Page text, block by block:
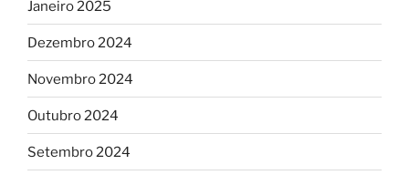
Janeiro 2025
Dezembro 2024
Novembro 2024
Outubro 2024
Setembro 2024